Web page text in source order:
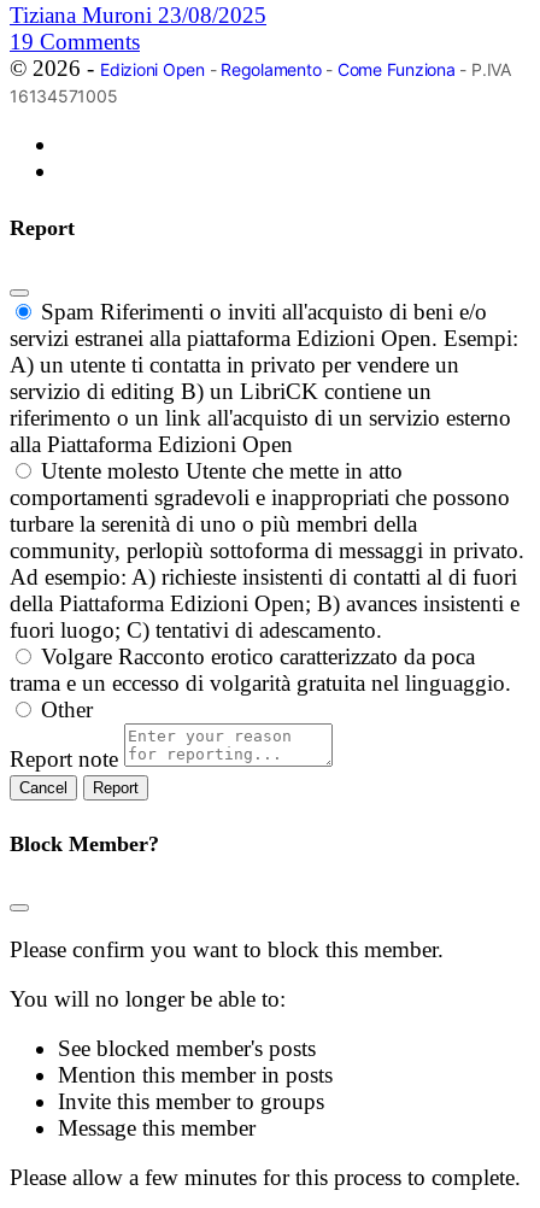
Tiziana Muroni 23/08/2025
19 Comments
© 2026 - Edizioni Open- Regolamento- Come Funziona - P.IVA
16134571005
Report
Spam Riferimenti o inviti all'acquisto di beni e/o
servizi estranei alla piattaforma Edizioni Open. Esempi:
A) un utente ti contatta in privato per vendere un
servizio di editing B) un LibriCK contiene un
riferimento o un link all'acquisto di un servizio esterno
alla Piattaforma Edizioni Open
Utente molesto Utente che mette in atto
comportamenti sgradevoli e inappropriati che possono
turbare la serenità di uno o più membri della
community, perlopiù sottoforma di messaggi in privato.
Ad esempio: A) richieste insistenti di contatti al di fuori
della Piattaforma Edizioni Open; B) avances insistenti e
fuori luogo; C) tentativi di adescamento.
Volgare Racconto erotico caratterizzato da poca
trama e un eccesso di volgarità gratuita nel linguaggio.
Other
Report note
Report
Block Member?
Please confirm you want to block this member.
You will no longer be able to:
See blocked member's posts
Mention this member in posts
Invite this member to groups
Message this member
Please allow a few minutes for this process to complete.